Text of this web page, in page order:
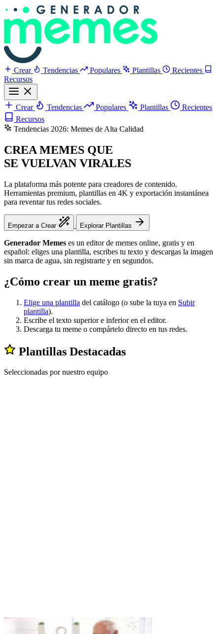
Crear Tendencias Populares Plantillas
Recientes
Recursos
Crear Tendencias Populares Plantillas
Recientes
Recursos
Tendencias 2026: Memes de Alta Calidad
CREA MEMES QUE
SE VUELVAN VIRALES
La plataforma más potente para creadores de contenido.
Herramientas premium, plantillas en 4K y exportación instantánea
para reventar tus redes sociales.
Empezar a Crear Explorar Plantillas
Generador Memes es un editor de memes online, gratis y en
español: eliges una plantilla, escribes tu texto y descargas la imagen
sin marca de agua, sin registrarte y en segundos.
¿Cómo crear un meme gratis?
Elige una plantilla del catálogo (o sube la tuya en Subir
plantilla).
Escribe el texto superior e inferior en el editor.
Descarga tu meme o compártelo directo en tus redes.
Plantillas Destacadas
Seleccionadas por nuestro equipo